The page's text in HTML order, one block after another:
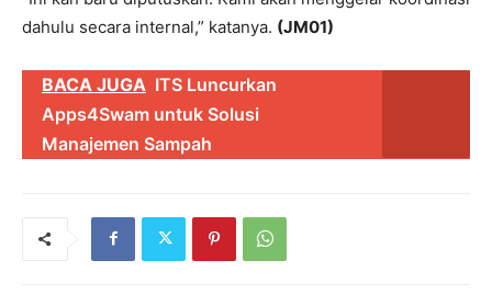
dahulu secara internal,” katanya. (JM01)
BACA JUGA ITS Luncurkan
Apps4Swam untuk Solusi
Manajemen Sampah